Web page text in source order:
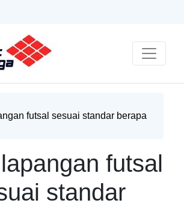
futsal sesuai standar berapa
futsal
standar